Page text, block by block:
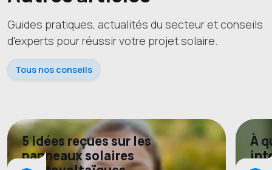
Guides pratiques, actualités du secteur et conseils
d'experts pour réussir votre projet solaire.
Tous nos conseils
5 idées reçues sur les
panneaux solaires
À